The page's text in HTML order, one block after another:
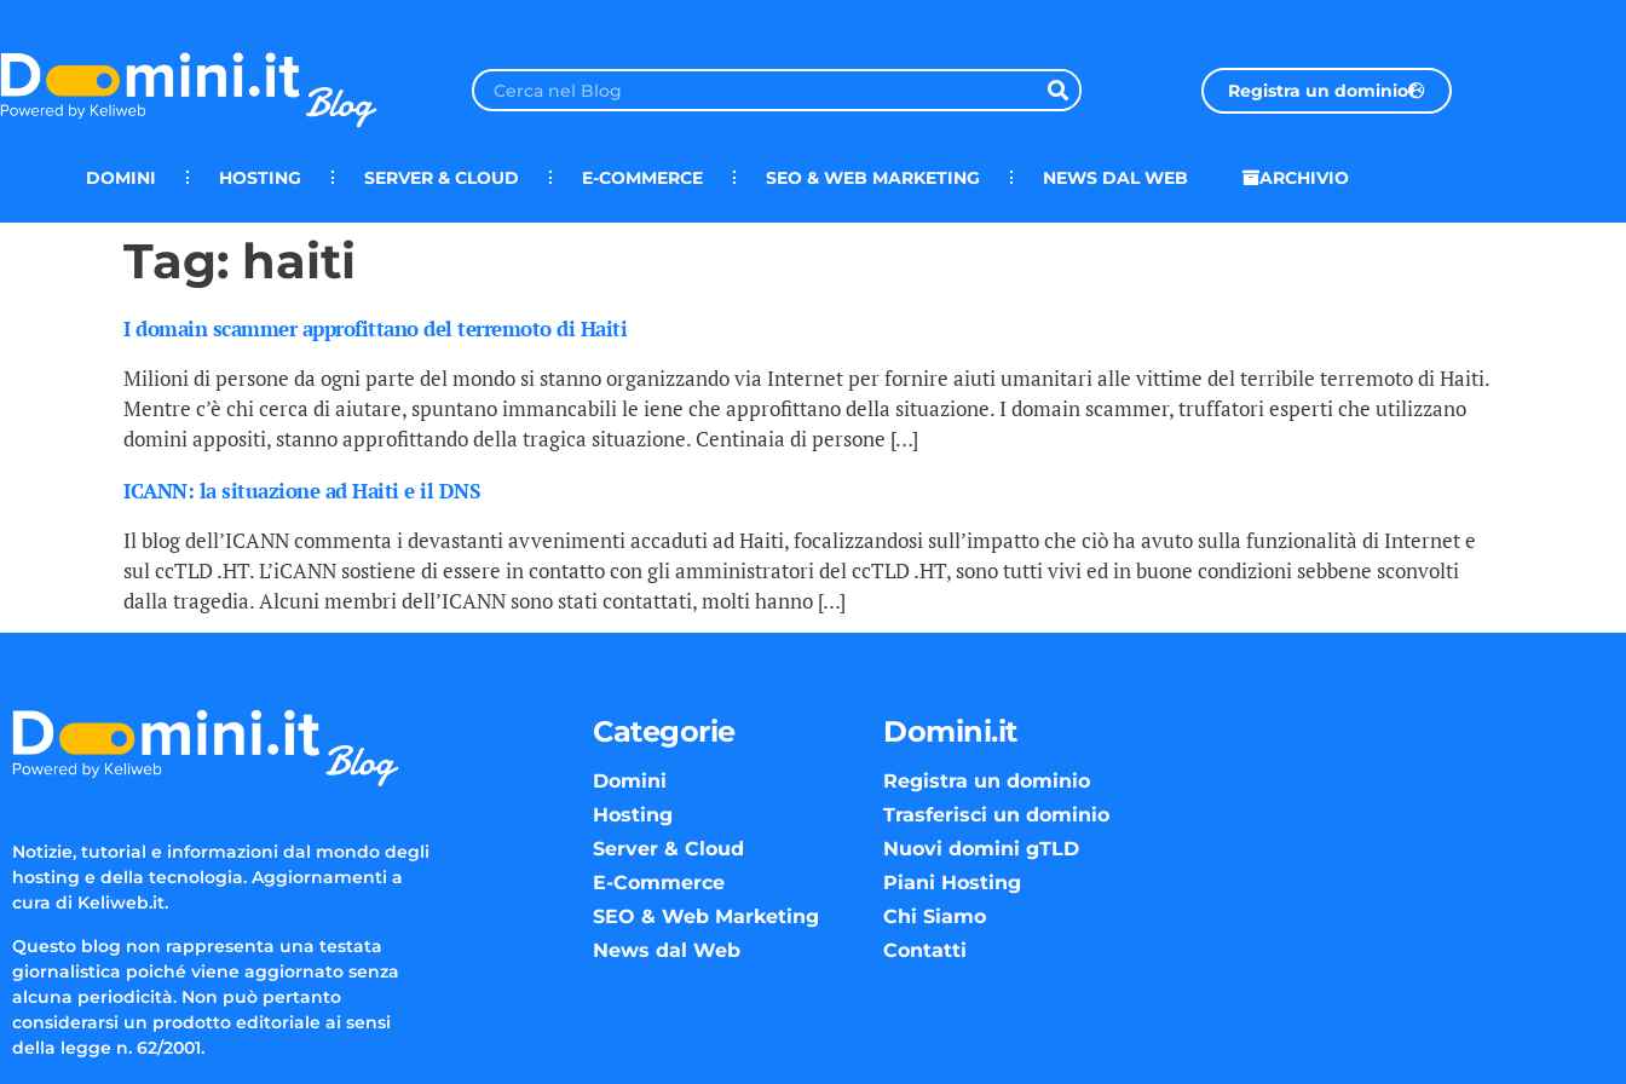
Registra un dominio
DOMINI HOSTING SERVER & CLOUD E-COMMERCE SEO & WEB MARKETING NEWS DAL WEB ARCHIVIO
Tag: haiti
I domain scammer approfittano del terremoto di Haiti
Milioni di persone da ogni parte del mondo si stanno organizzando via Internet per fornire aiuti umanitari alle vittime del terribile terremoto di Haiti.
Mentre c’è chi cerca di aiutare, spuntano immancabili le iene che approfittano della situazione. I domain scammer, truffatori esperti che utilizzano
domini appositi, stanno approfittando della tragica situazione. Centinaia di persone […]
ICANN: la situazione ad Haiti e il DNS
Il blog dell’ICANN commenta i devastanti avvenimenti accaduti ad Haiti, focalizzandosi sull’impatto che ciò ha avuto sulla funzionalità di Internet e
sul ccTLD .HT. L’iCANN sostiene di essere in contatto con gli amministratori del ccTLD .HT, sono tutti vivi ed in buone condizioni sebbene sconvolti
dalla tragedia. Alcuni membri dell’ICANN sono stati contattati, molti hanno […]
Notizie, tutorial e informazioni dal mondo degli
hosting e della tecnologia. Aggiornamenti a
cura di Keliweb.it.
Questo blog non rappresenta una testata
giornalistica poiché viene aggiornato senza
alcuna periodicità. Non può pertanto
considerarsi un prodotto editoriale ai sensi
della legge n. 62/2001.
Categorie
Domini
Hosting
Server & Cloud
E-Commerce
SEO & Web Marketing
News dal Web
Domini.it
Registra un dominio
Trasferisci un dominio
Nuovi domini gTLD
Piani Hosting
Chi Siamo
Contatti